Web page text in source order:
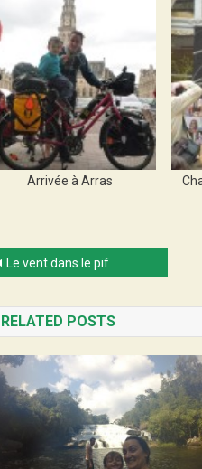
Arrivée à Arras
Le vent dans le pif
RELATED POSTS